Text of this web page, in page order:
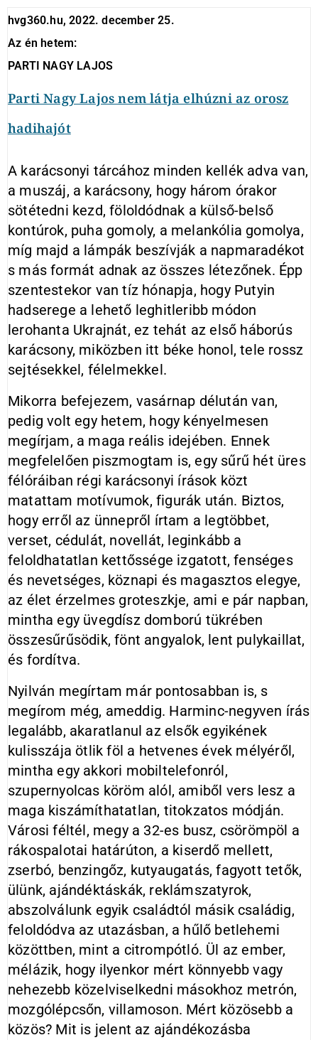
hvg360.hu, 2022. december 25.
Az én hetem:
PARTI NAGY LAJOS
Parti Nagy Lajos nem látja elhúzni az orosz
hadihajót
A karácsonyi tárcához minden kellék adva van,
a muszáj, a karácsony, hogy három órakor
sötétedni kezd, föloldódnak a külső-belső
kontúrok, puha gomoly, a melankólia gomolya,
míg majd a lámpák beszívják a napmaradékot
s más formát adnak az összes létezőnek. Épp
szentestekor van tíz hónapja, hogy Putyin
hadserege a lehető leghitleribb módon
lerohanta Ukrajnát, ez tehát az első háborús
karácsony, miközben itt béke honol, tele rossz
sejtésekkel, félelmekkel.
Mikorra befejezem, vasárnap délután van,
pedig volt egy hetem, hogy kényelmesen
megírjam, a maga reális idejében. Ennek
megfelelően piszmogtam is, egy sűrű hét üres
félóráiban régi karácsonyi írások közt
matattam motívumok, figurák után. Biztos,
hogy erről az ünnepről írtam a legtöbbet,
verset, cédulát, novellát, leginkább a
feloldhatatlan kettőssége izgatott, fenséges
és nevetséges, köznapi és magasztos elegye,
az élet érzelmes groteszkje, ami e pár napban,
mintha egy üvegdísz domború tükrében
összesűrűsödik, fönt angyalok, lent pulykaillat,
és fordítva.
Nyilván megírtam már pontosabban is, s
megírom még, ameddig. Harminc-negyven írás
legalább, akaratlanul az elsők egyikének
kulisszája ötlik föl a hetvenes évek mélyéről,
mintha egy akkori mobiltelefonról,
szupernyolcas köröm alól, amiből vers lesz a
maga kiszámíthatatlan, titokzatos módján.
Városi féltél, megy a 32-es busz, csörömpöl a
rákospalotai határúton, a kiserdő mellett,
zserbó, benzingőz, kutyaugatás, fagyott tetők,
ülünk, ajándéktáskák, reklámszatyrok,
abszolválunk egyik családtól másik családig,
feloldódva az utazásban, a hűlő betlehemi
közöttben, mint a citrompótló. Ül az ember,
mélázik, hogy ilyenkor mért könnyebb vagy
nehezebb közelviselkedni másokhoz metrón,
mozgólépcsőn, villamoson. Mért közösebb a
közös? Mit is jelent az ajándékozásba